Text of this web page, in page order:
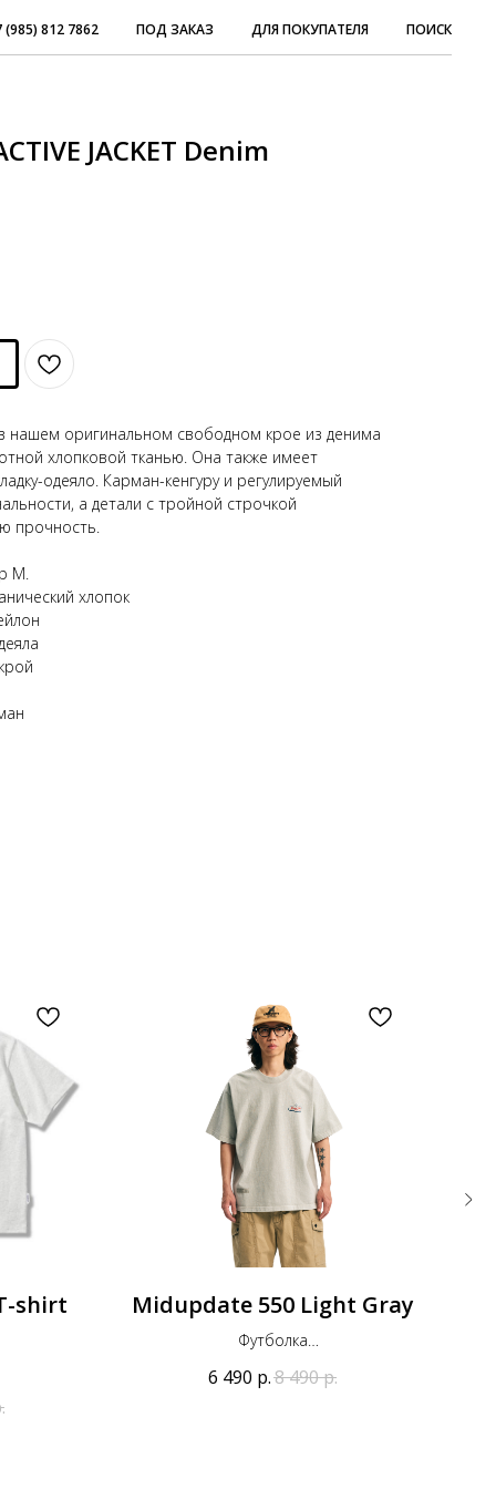
(985) 812 7862 ПОД ЗАКАЗ ДЛЯ ПОКУПАТЕЛЯ ПОИСК
JACKET Denim
нашем оригинальном свободном крое из денима
хлопковой тканью. Она также имеет
одеяло. Карман-кенгуру и регулируемый
а детали с тройной строчкой
прочность.
M.
хлопок
shirt
Midupdate 550 Light Gray
Футболка
6 490 р.8 490р.